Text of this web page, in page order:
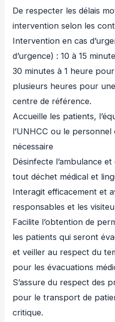
De respecter les délais
intervention selon les
Intervention en cas
d’urgence) : 10 à 15
30 minutes à 1 heure
plusieurs heures pour
centre de référence.
Accueille les patients,
l’UNHCC ou le personnel
nécessaire
Désinfecte l’ambulance
tout déchet médical et
Interagit efficacement et
responsables et les
Facilite l’obtention de
les patients qui seront
et veiller au respect du
pour les évacuations
S’assure du respect des
pour le transport de
critique.